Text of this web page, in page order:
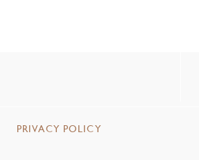
PRIVACY POLICY